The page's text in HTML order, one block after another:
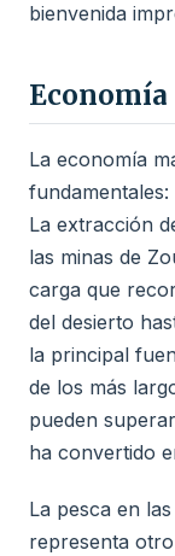
bienvenida
Economía
La economía
La extracción
las minas de
carga que
del desierto
la principal
de los más
pueden
ha convertido
La pesca en
representa